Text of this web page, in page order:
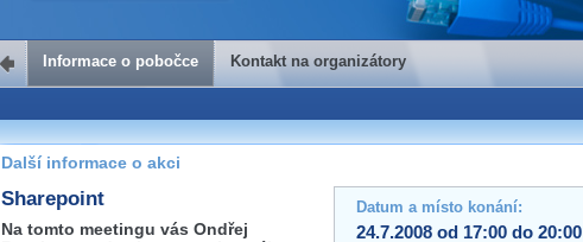
Kontakt na organizátory
Pokud máte jakýkoliv dotaz na organizátory této akce,
prosím neváhejte nás kontaktovat na e-mailu:
brno@wug.cz
Informace o pobočce Kontakt na organizátory
Další informace o akci
Sharepoint
Na tomto meetingu vás Ondřej
Datum a místo konání:
24.7.2008 od 17:00 do 20:00